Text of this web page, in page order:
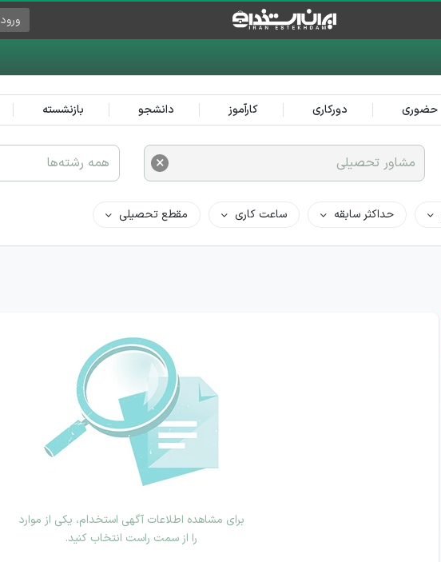
ورود
حضوری دورکاری کارآموز دانشجو بازنشسته
مشاور تحصیلی × همه رشته‌ها
حداکثر سابقه ساعت کاری مقطع تحصیلی
برای مشاهده اطلاعات آگهی استخدام، یکی از موارد
را از سمت راست انتخاب کنید.